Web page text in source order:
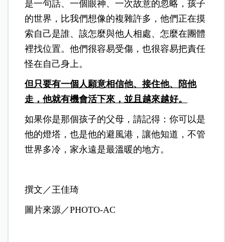
是一句話、一個眼神、一次故意的忽略，孩子
的世界，比我們想像的複雜許多，他們正在摸
索自己是誰、該怎麼與他人相處、怎麼在團體
裡找位置。他們很容易受傷，也很容易把責任
怪在自己身上。
但只要有一個人願意相信他、接住他、陪他
走，他就有機會活下來，並且越來越好。
如果你是那個孩子的父母，請記得：你可以是
他的燈塔，也是他的避風港，讓他知道，不管
世界多冷，家永遠是最溫暖的地方。
撰文／王佳琦
圖片來源／PHOTO-AC